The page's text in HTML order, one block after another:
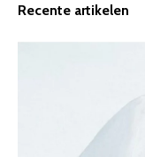
Recente artikelen